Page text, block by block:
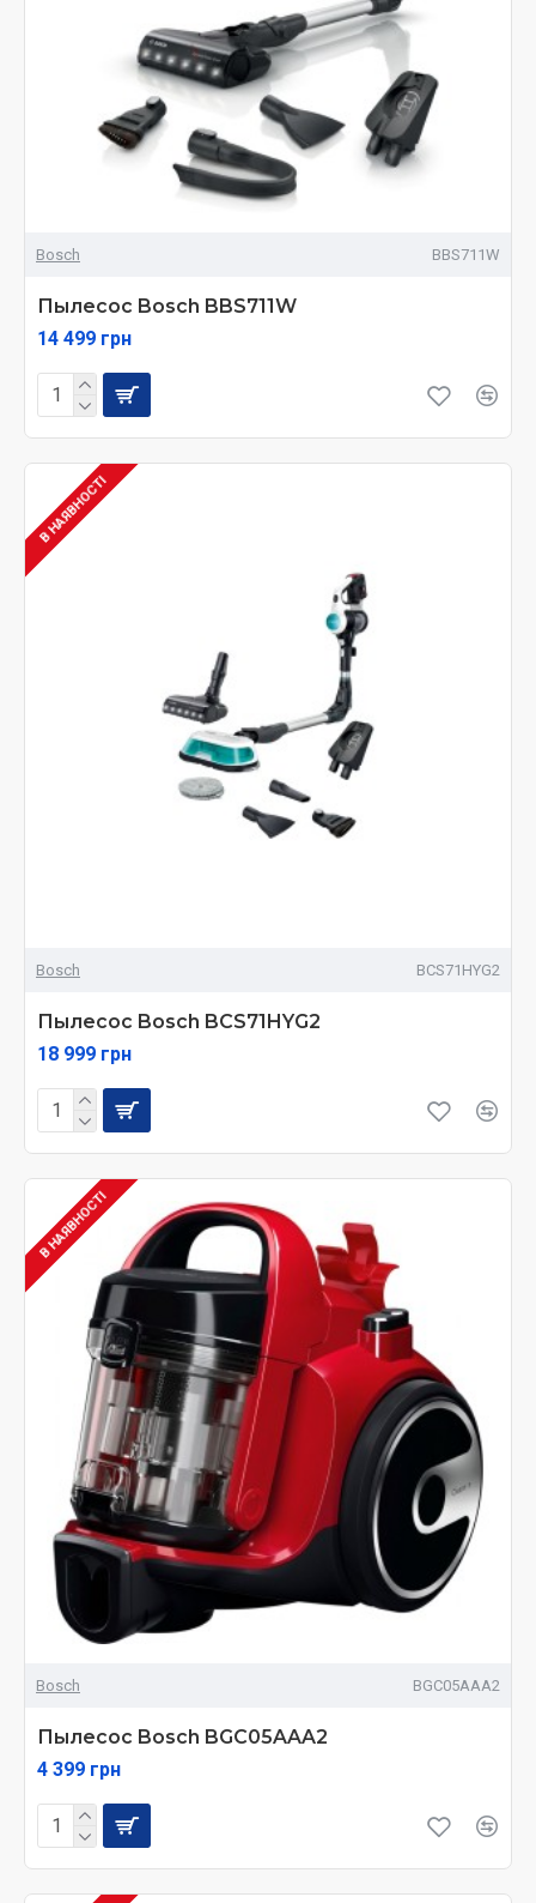
Bosch BBS711W
Пылесос Bosch BBS711W
14 499 грн
В НАЯВНОСТІ
Bosch BCS71HYG2
Пылесос Bosch BCS71HYG2
18 999 грн
В НАЯВНОСТІ
Bosch BGC05AAA2
Пылесос Bosch BGC05AAA2
4 399 грн